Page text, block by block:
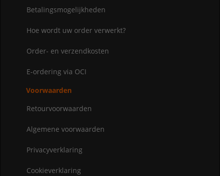
Betalingsmogelijkheden
Hoe wordt uw order verwerkt?
Order- en verzendkosten
E-ordering via OCI
Voorwaarden
Retourvoorwaarden
Algemene voorwaarden
Privacyverklaring
Cookieverklaring